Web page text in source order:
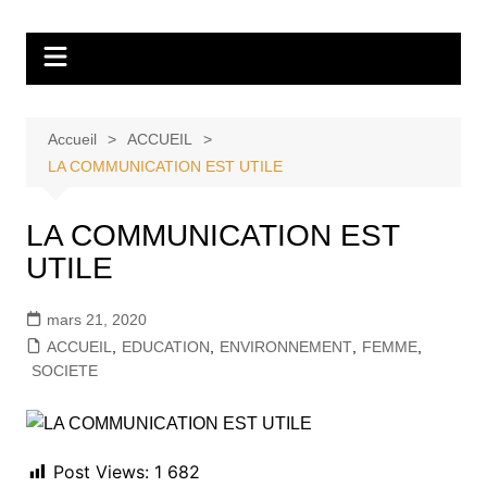
contenu
Tvdescollines
Accueil
ACCUEIL
LA COMMUNICATION EST UTILE
LA COMMUNICATION EST
UTILE
mars 21, 2020
ACCUEIL
EDUCATION ENVIRONNEMENT, FEMME,
SOCIETE
Post Views: 1 682